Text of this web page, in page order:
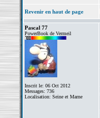
Revenir en haut de page
Pascal 77
PowerBook de Vermeil
Inscrit le: 06 Oct 2012
Messages: 736
Localisation: Seine et Marne